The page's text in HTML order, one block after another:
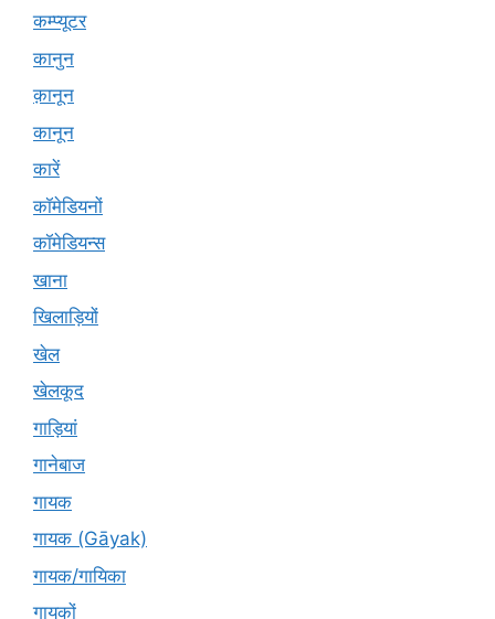
कम्प्यूटर
कानुन
क़ानून
कानून
कारें
कॉमेडियनों
कॉमेडियन्स
खाना
खिलाड़ियों
खेल
खेलकूद
गाड़ियां
गानेबाज
गायक
गायक (Gāyak)
गायक/गायिका
गायकों